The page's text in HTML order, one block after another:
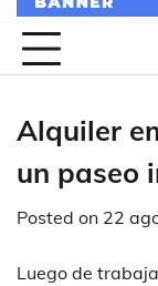
Alquiler
un paseo
Posted on 22
Luego de